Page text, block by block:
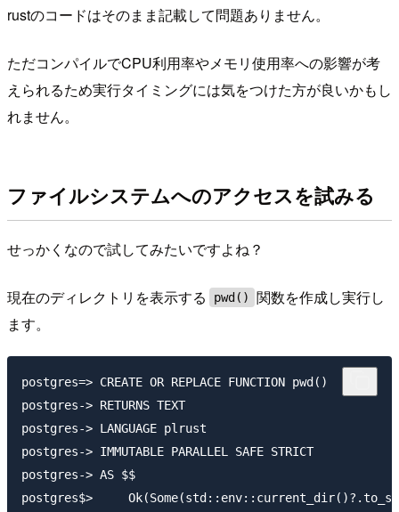
rustのコードはそのまま記載して問題ありません。
ただコンパイルでCPU利用率やメモリ使用率への影響が考
えられるため実行タイミングには気をつけた方が良いかもし
れません。
ファイルシステムへのアクセスを試みる
せっかくなので試してみたいですよね？
現在のディレクトリを表示する pwd()
関数を作成し実行し
ます。
postgres=> CREATE OR REPLACE FUNCTION pwd()
postgres-> RETURNS TEXT
postgres-> LANGUAGE plrust
postgres-> IMMUTABLE PARALLEL SAFE STRICT
postgres-> AS $$
postgres$>